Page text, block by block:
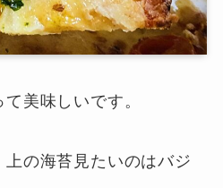
美味しいです。
の海苔見たいのはバジ